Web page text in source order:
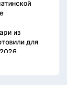
из
для